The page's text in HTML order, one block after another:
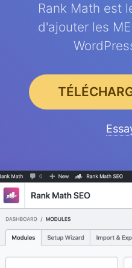
Rank Math est
d'ajouter les